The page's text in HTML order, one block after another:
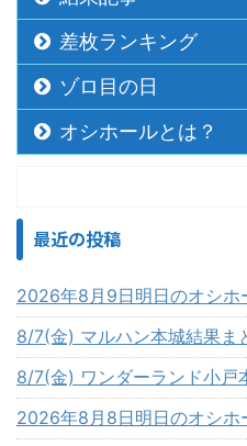
差枚ランキング
ゾロ目の日
オシホールとは？
最近の投稿
2026年8月9日明日のオシホ
8/7(金) マルハン本城結果ま
8/7(金) ワンダーランド小戸
2026年8月8日明日のオシホ